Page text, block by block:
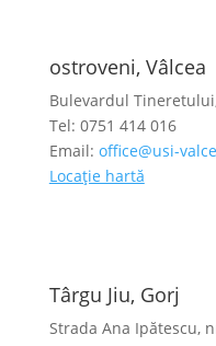
ostroveni, Vâlcea
Bulevardul
Tel: 0751 414 016
Email: office@usi-
Locație hartă
Târgu Jiu, Gorj
Strada Ana Ipătescu,